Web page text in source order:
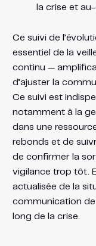
la crise et au-
Ce suivi de
essentiel de la
continu —
d’ajuster la
Ce suivi est
notamment à la
dans une
rebonds et de
de confirmer la
vigilance trop tôt.
actualisée de la
communication de
long de la crise.